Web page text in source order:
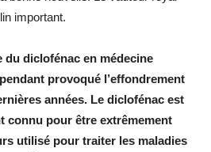
important.
du diclofénac en médecine
provoqué l’effondrement
années. Le diclofénac est
connu pour être extrêmement
utilisé pour traiter les maladies